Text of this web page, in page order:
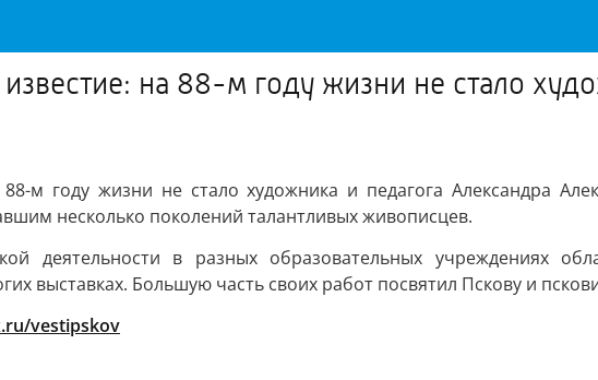
на 88-м году жизни не стало
м году жизни не стало художника и педагога Александра
несколько поколений талантливых живописцев.
деятельности в разных образовательных учреждениях
выставках. Большую часть своих работ посвятил Пскову и
vestipskov